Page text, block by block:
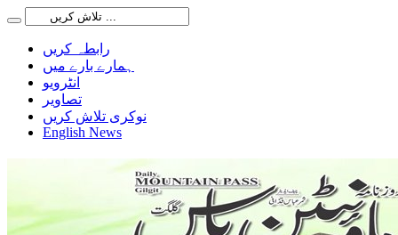
رابطہ کریں
ہمارے بارے میں
انٹرویو
تصاویر
نوکری تلاش کریں
English News